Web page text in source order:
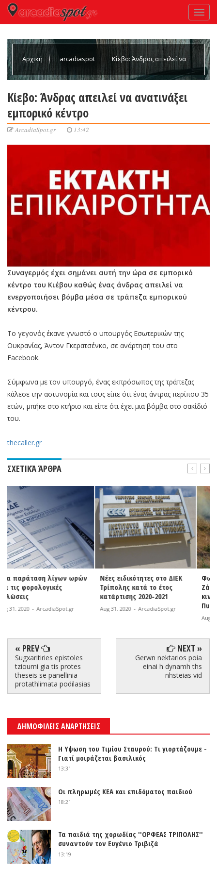
Αρχική arcadiaspot Κίεβο: Άνδρας απειλεί να
Κίεβο: Άνδρας απειλεί να ανατινάξει
εμπορικό κέντρο
ArcadiaSpot.gr 13:42
Συναγερμός έχει σημάνει αυτή την ώρα σε εμπορικό
κέντρο του Κιέβου καθώς ένας άνδρας απειλεί να
ενεργοποιήσει βόμβα μέσα σε τράπεζα εμπορικού
κέντρου.
Το γεγονός έκανε γνωστό ο υπουργός Εσωτερικών της
Ουκρανίας, Άντον Γκερατσένκο, σε ανάρτησή του στο
Facebook.
Σύμφωνα με τον υπουργό, ένας εκπρόσωπος της τράπεζας
κάλεσε την αστυνομία και τους είπε ότι ένας άντρας περίπου 35
ετών, μπήκε στο κτήριο και είπε ότι έχει μια βόμβα στο σακίδιό
του.
thecaller.gr
ΣΧΕΤΙΚΆ ΆΡΘΡΑ
Νέες ειδικότητες στο ΔΙΕΚ
Τρίπολης κατά το έτος
κατάρτισης 2020-2021
Aug 31, 2020 - ArcadiaSpot.gr
Φωτιά σε εξέλιξη στη
Ζάκυνθο | Άμεση
κινητοποίηση της
Πυροσβεστικής
« PREV
Sugxaritiries epistoles
tzioumi gia tis protes
theseis se panellinia
protathlimata podilasias
NEXT »
Gerwn nektarios poia
einai h dynamh ths
nhsteias vid
ΔΗΜΟΦΙΛΕΙΣ ΑΝΑΡΤΗΣΕΙΣ
Η Υψωση του Τιμίου Σταυρού: Τι γιορτάζουμε -
Γιατί μοιράζεται βασιλικός
13:31
Οι πληρωμές ΚΕΑ και επιδόματος παιδιού
18:21
Τα παιδιά της χορωδίας ''ΟΡΦΕΑΣ ΤΡΙΠΟΛΗΣ''
συναντούν τον Ευγένιο Τριβιζά
13:19